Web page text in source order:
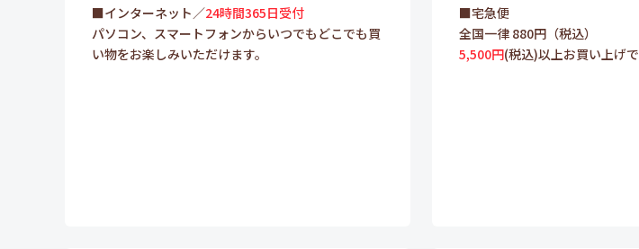
■インターネット／24時間365日受付
パソコン、スマートフォンからいつでもどこでも買
い物をお楽しみいただけます。
■宅急便
全国一律 880円（税込）
5,500円(税込)以上お買い上げで